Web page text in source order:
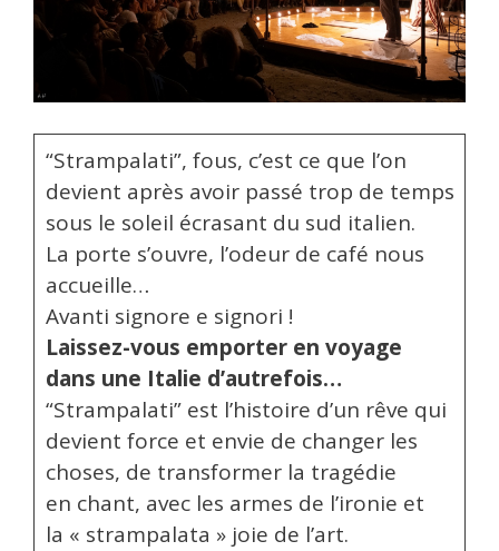
“Strampalati”, fous, c’est ce que l’on
devient après avoir passé trop de temps
sous le soleil écrasant du sud italien.
La porte s’ouvre, l’odeur de café nous
accueille…
Avanti signore e signori !
Laissez-vous emporter en voyage
dans une Italie d’autrefois…
“Strampalati” est l’histoire d’un rêve qui
devient force et envie de changer les
choses, de transformer la tragédie
en chant, avec les armes de l’ironie et
la « strampalata » joie de l’art.